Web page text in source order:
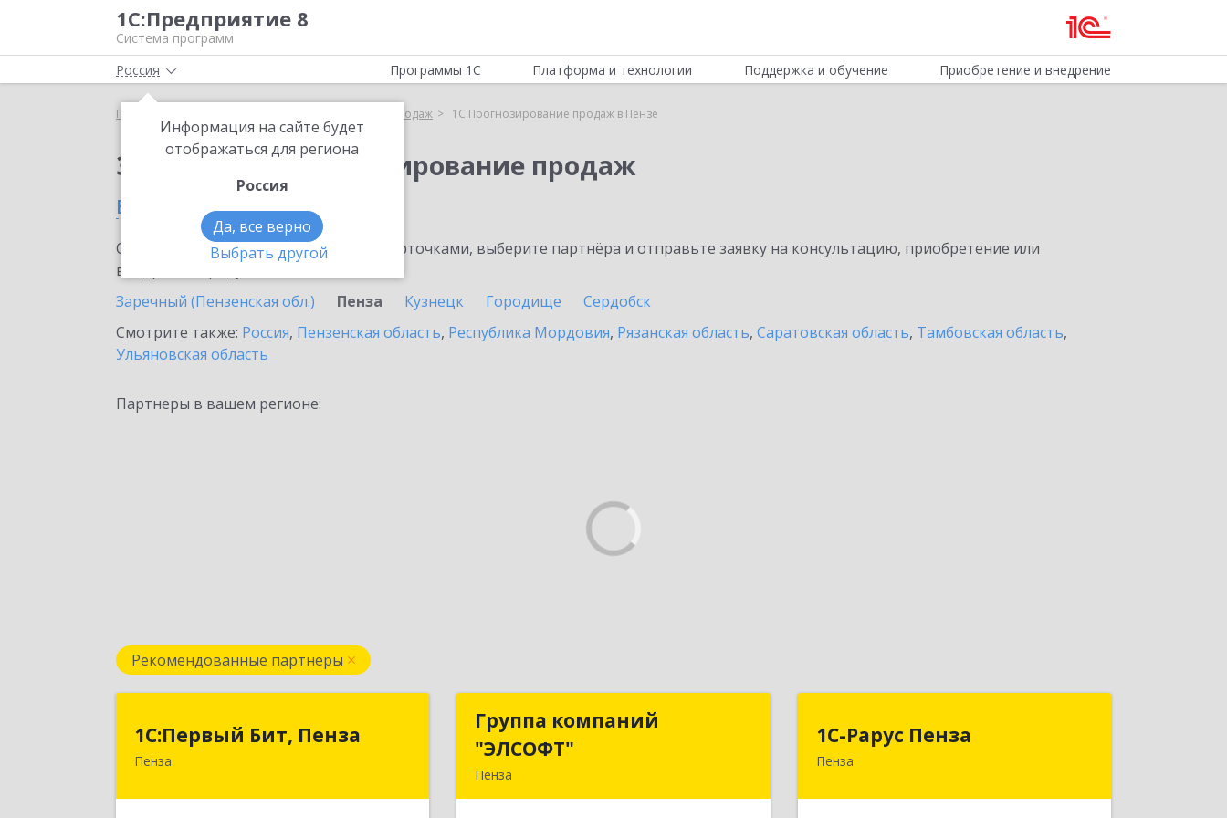
1С:Предприятие 8
Система программ
Россия
Информация на сайте будет
отображаться для региона
Россия
Да, все верно
Выбрать другой
Программы 1С Платформа и технологии Поддержка и обучение Приобретение и внедрение
Главная 1С:Прогнозирование продаж 1С:Прогнозирование продаж в Пензе
Заказать 1С:Прогнозирование продаж
в Пензе
Ознакомьтесь с информационными карточками, выберите партнёра и отправьте заявку на консультацию, приобретение или
внедрение продукта.
Заречный (Пензенская обл.)
Пенза Кузнецк Городище
Сердобск
Смотрите также: Россия, Пензенская область, Республика Мордовия, Рязанская область, Саратовская область, Тамбовская область,
Ульяновская область
Партнеры в вашем регионе:
Рекомендованные партнеры
1С:Первый Бит, Пенза
Пенза
1С:Первый Бит, Пенза
Группа компаний
"ЭЛСОФТ"
Пенза
Группа компаний
1С-Рарус Пенза
Пенза